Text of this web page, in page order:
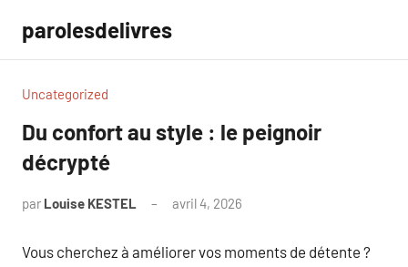
contenu
parolesdelivres
Uncategorized
Du confort au style : le peignoir
décrypté
par Louise KESTEL avril 4, 2026
Vous cherchez à améliorer vos moments de détente ?